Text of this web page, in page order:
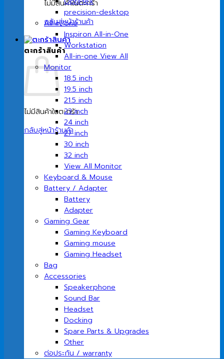
ไม่มีสินค้าในตะกร้า
กลับสู่หน้าร้านค้า
ตะกร้าสินค้า
ไม่มีสินค้าในตะกร้า
กลับสู่หน้าร้านค้า
precision-desktop
All-in-one
Inspiron All-in-One
Workstation
All-in-one View All
Monitor
18.5 inch
19.5 inch
21.5 inch
23 inch
24 inch
27 inch
30 inch
32 inch
View All Monitor
Keyboard & Mouse
Battery / Adapter
Battery
Adapter
Gaming Gear
Gaming Keyboard
Gaming mouse
Gaming Headset
Bag
Accessories
Speakerphone
Sound Bar
Headset
Docking
Spare Parts & Upgrades
Other
ต่อประกัน / warranty